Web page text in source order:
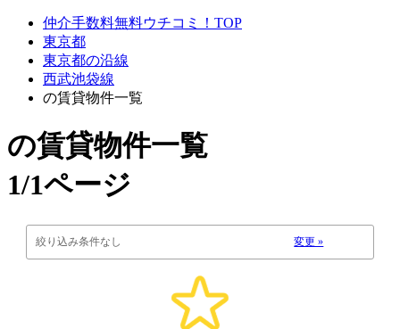
仲介手数料無料ウチコミ！TOP
東京都
東京都の沿線
西武池袋線
の賃貸物件一覧
の賃貸物件一覧
1/1ページ
絞り込み条件なし 変更 »